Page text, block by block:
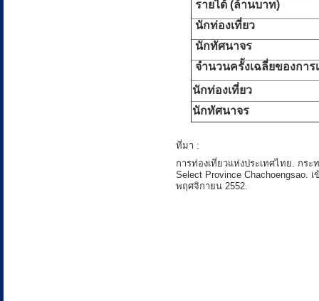
รายได้ (ล้านบาท)
นักท่องเที่ยว
นักทัศนาจร
จำนวนครั้งเฉลี่ยของกา
นักท่องเที่ยว
นักทัศนาจร
ที่มา :
การท่องเที่ยวแห่งประเทศไทย. กระ
Select Province Chachoengsao.
พฤศจิกายน 2552.